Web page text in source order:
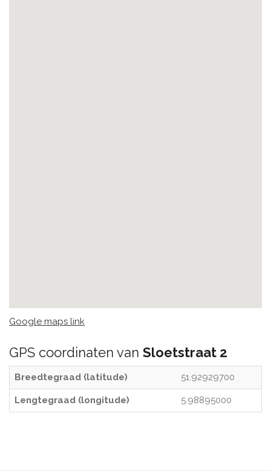
Google maps link
GPS coordinaten van Sloetstraat 2
Breedtegraad (latitude) 51.92929700
Lengtegraad (longitude) 5.98895000